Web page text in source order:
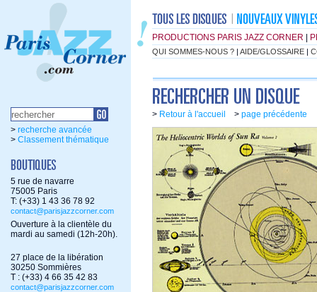
PRODUCTIONS PARIS JAZZ CORNER
QUI SOMMES-NOUS ? | AIDE/GLOSSAIRE |
> recherche avancée
> Classement thématique
5 rue de navarre
75005 Paris
T: (+33) 1 43 36 78 92
contact@parisjazzcorner.com
Ouverture à la clientèle du
mardi au samedi (12h-20h).
27 place de la libération
30250 Sommières
T : (+33) 4 66 35 42 83
contact@parisjazzcorner.com
> Retour à l'accueil > page précédente